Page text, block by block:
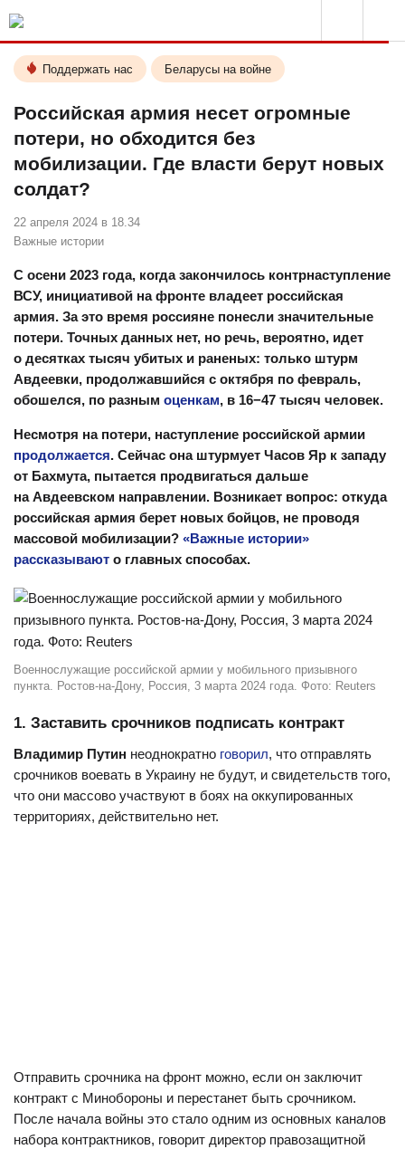
Поддержать нас Беларусы на войне
Российская армия несет огромные
потери, но обходится без
мобилизации. Где власти берут новых
солдат?
22 апреля 2024 в 18.34
Важные истории
С осени 2023 года, когда закончилось контрнаступление
ВСУ, инициативой на фронте владеет российская
армия. За это время россияне понесли значительные
потери. Точных данных нет, но речь, вероятно, идет
о десятках тысяч убитых и раненых: только штурм
Авдеевки, продолжавшийся с октября по февраль,
обошелся, по разным оценкам, в 16−47 тысяч человек.
Несмотря на потери, наступление российской армии
продолжается. Сейчас она штурмует Часов Яр к западу
от Бахмута, пытается продвигаться дальше
на Авдеевском направлении. Возникает вопрос: откуда
российская армия берет новых бойцов, не проводя
массовой мобилизации? «Важные истории»
рассказывают о главных способах.
Военнослужащие российской армии у мобильного призывного
пункта. Ростов-на-Дону, Россия, 3 марта 2024 года. Фото: Reuters
1. Заставить срочников подписать контракт
Владимир Путин неоднократно говорил, что отправлять
срочников воевать в Украину не будут, и свидетельств того,
что они массово участвуют в боях на оккупированных
территориях, действительно нет.
Отправить срочника на фронт можно, если он заключит
контракт с Минобороны и перестанет быть срочником.
После начала войны это стало одним из основных каналов
набора контрактников, говорит директор правозащитной